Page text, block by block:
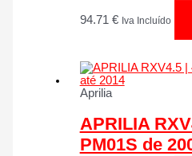
94.71 € Iva Incluído
Aprilia
APRILIA
PM01S de